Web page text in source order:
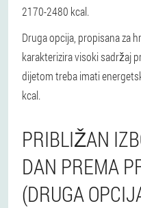
2170-2480 kcal.
Druga opcija, propisana za
karakterizira visoki sadržaj
dijetom treba imati
kcal.
PRIBLIŽAN
DAN PREMA
(DRUGA